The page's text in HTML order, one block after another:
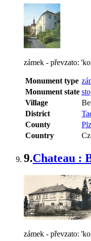
zámek - převzato:
Monument type
Monument state
Village
District
County
Country
9.Chateau :
zámek - převzato: